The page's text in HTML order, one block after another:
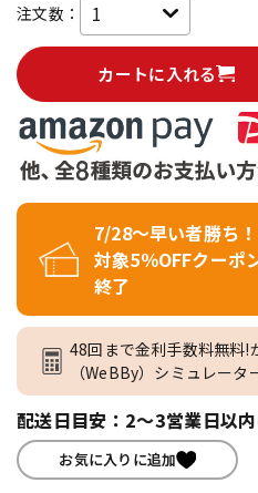
注文数：
カートに入れる
7/28～早い者勝ち
対象5％OFFクー
終了
48回まで金利手数料無料!
（WeBBy）シミュレータ
配送日目安：2～3営業日以
お気に入りに追加